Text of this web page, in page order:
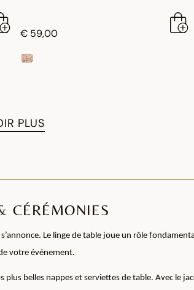
€ 59,00
PLUS
CÉRÉMONIES
Le linge de table joue un rôle
votre événement.
plus belles nappes et serviettes de table. Avec le